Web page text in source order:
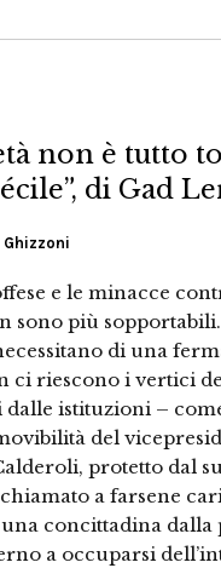
non è tutto
di Gad
Ghizzoni
e le minacce
sono più
di una
ci riescono i vertici
dalle istituzioni –
del
protetto dal
a farsene
concittadina dalla
a occuparsi